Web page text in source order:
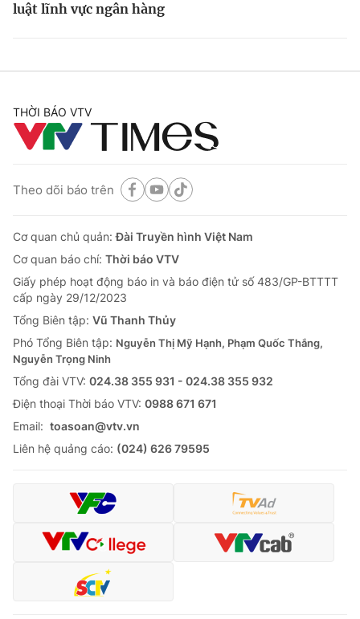
luật lĩnh vực ngân hàng
THỜI BÁO VTV
Theo dõi báo trên
Cơ quan chủ quản:Đài Truyền hình Việt Nam
Cơ quan báo chí: Thời báo VTV
Giấy phép hoạt động báo in và báo điện tử số 483/GP-BTTTT
cấp ngày 29/12/2023
Tổng Biên tập: Vũ Thanh Thủy
Phó Tổng Biên tập: Nguyễn Thị Mỹ Hạnh, Phạm Quốc Thắng,
Nguyễn Trọng Ninh
Tổng đài VTV: 024.38 355 931 - 024.38 355 932
Ðiện thoại Thời báo VTV: 0988 671 671
Email: toasoan@vtv.vn
Liên hệ quảng cáo: (024) 626 79595